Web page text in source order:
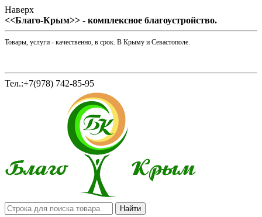
Наверх
<<Благо-Крым>> - комплексное благоустройство.
Товары, услуги - качественно, в срок. В Крыму и Севастополе.
Тел.:+7(978) 742-85-95